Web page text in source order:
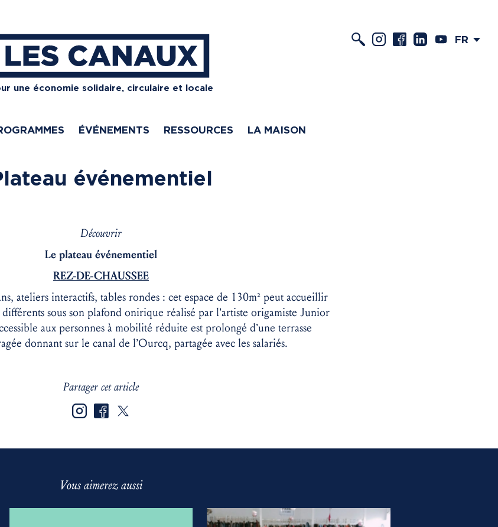
une économie solidaire, circulaire et locale
ÉVÉNEMENTS RESSOURCES LA MAISON
FR
événementiel
Découvrir
Le plateau événementiel
REZ-DE-CHAUSSEE
ateliers interactifs, tables rondes : cet espace de 130m² peut accueillir
sous son plafond onirique réalisé par l’artiste origamiste Junior
aux personnes à mobilité réduite est prolongé d’une terrasse
donnant sur le canal de l’Ourcq, partagée avec les salariés.
Partager cet article
Vous aimerez aussi